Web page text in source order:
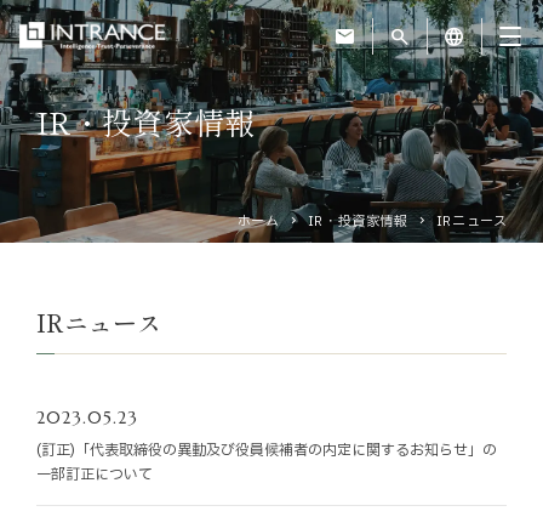
mail search language
トップ
企業情報
運営ホテル
IR・投資家情報
IR・投資家情報
ホーム IR・投資家情報 IRニュース
IRニュース
2023.05.23
(訂正)「代表取締役の異動及び役員候補者の内定に関するお知らせ」の
一部訂正について